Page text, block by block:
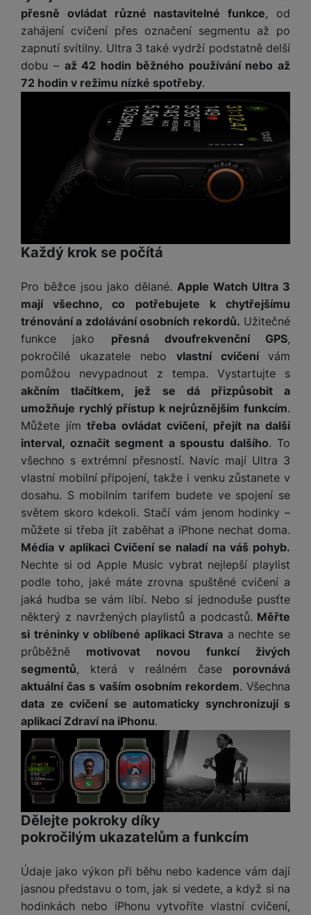
č
k
y
v
s
ni
c
e
t
I
a
rt
y
e
M
y
ši
a
p
k
m
T
r
a
p
a
d
y
ft
w
a
r
e
a
a
b
a
t
o
h
u
í
c
o
n
y
F
il
t
r
y
r
y
t
k
y
A
d
a
p
é
ř
e
d
s
á
d
k
y
T
e
e
k
B
e
z
d
r
á
n
č
N
a
bí
je
k
y
k
c
h
y
tr
h
o
di
n
R
h
n
a
b
íj
e
č
k
y
íť
o
v
P
ř
l
u
t
v
A
p
l
e
s
l
u
š
e
n
s
í
p
r
o
P
n
P
ří
l
u
š
e
n
s
t
v
p
r
K
a
e
l
y
r
e
d
u
k
c
e
U
B
K
l
y
R
e
d
u
k
c
e
D
i
s
k
y
n
o
s
i
č
d
t
F
l
h
d
P
s
u
š
e
bi
ln
í
e
P
š
n
s
í
p
r
o
c
h
r
é
h
o
d
i
y
P
ří
š
e
n
s
t
v
í
p
r
o
t
b
l
e
přesně ovládat různé nastavitelné funkce, od
zahájení cvičení přes označení segmentu až po
zapnutí svítilny. Ultra 3 také vydrží podstatně delší
dobu – až 42 hodin běžného používání nebo až
72 hodin v režimu nízké spotřeby.
Každý krok se počítá
Pro běžce jsou jako dělané. Apple Watch Ultra 3
mají všechno, co potřebujete k chytřejšímu
trénování a zdolávání osobních rekordů. Užitečné
funkce jako přesná dvoufrekvenční GPS,
pokročilé ukazatele nebo vlastní cvičení vám
pomůžou nevypadnout z tempa. Vystartujte s
akčním tlačítkem, jež se dá přizpůsobit a
umožňuje rychlý přístup k nejrůznějším funkcím.
Můžete jímtřeba ovládat cvičení, přejít na další
interval, označit segment a spoustu dalšího. To
všechno s extrémní přesností. Navíc mají Ultra 3
vlastní mobilní připojení, takže i venku zůstanete v
dosahu. S mobilním tarifem budete ve spojení se
světem skoro kdekoli. Stačí vám jenom hodinky –
můžete si třeba jít zaběhat a iPhone nechat doma.
Média v aplikaci Cvičení se naladí na váš pohyb.
Nechte si od Apple Music vybrat nejlepší playlist
podle toho, jaké máte zrovna spuštěné cvičení a
jaká hudba se vám líbí. Nebo si jednoduše pusťte
některý z navržených playlistů a podcastů. Měřte
si tréninky v oblíbené aplikaci Strava a nechte se
průběžně motivovat novou funkcí živých
segmentů, která v reálném čase porovnává
aktuální čas s vaším osobním rekordem. Všechna
data ze cvičení se automaticky synchronizují s
aplikací Zdraví na iPhonu.
Dělejte pokroky díky
pokročilým ukazatelům a funkcím
Údaje jako výkon při běhu nebo kadence vám dají
jasnou představu o tom, jak si vedete, a když si na
hodinkách nebo iPhonu vytvoříte vlastní cvičení,